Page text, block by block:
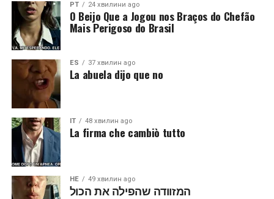
PT 24 хвилини ago
O Beijo Que a Jogou nos Braços do Chefão
Mais Perigoso do Brasil
ES 37 хвилин ago
La abuela dijo que no
IT 48 хвилин ago
La firma che cambiò tutto
HE 49 хвилин ago
המזוודה שהפילה את הכול